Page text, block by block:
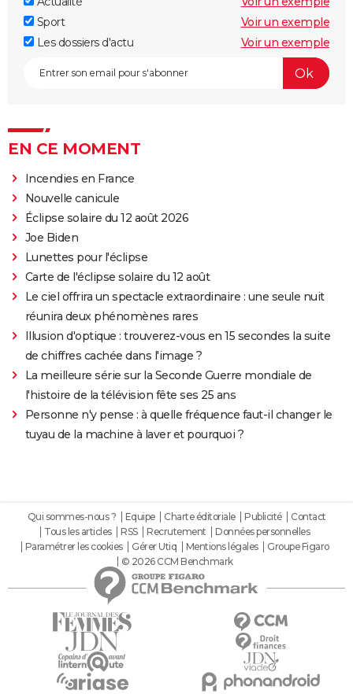
Sport
Voir un exemple
Les dossiers d'actu
Voir un exemple
EN CE MOMENT
Incendies en France
Nouvelle canicule
Éclipse solaire du 12 août 2026
Joe Biden
Lunettes pour l'éclipse
Carte de l'éclipse solaire du 12 août
Le ciel offrira un spectacle extraordinaire : une seule nuit
réunira deux phénomènes rares
Illusion d'optique : trouverez-vous en 15 secondes la suite
de chiffres cachée dans l'image ?
La meilleure série sur la Seconde Guerre mondiale de
l'histoire de la télévision fête ses 25 ans
Personne n'y pense : à quelle fréquence faut-il changer le
tuyau de la machine à laver et pourquoi ?
Qui sommes-nous ? Equipe Charte éditoriale Publicité
Contact
Tous les articles
RSS Recrutement
Données personnelles
Paramétrer les cookies
Gérer Utiq Mentions légales
Groupe Figaro
© 2026 CCM Benchmark